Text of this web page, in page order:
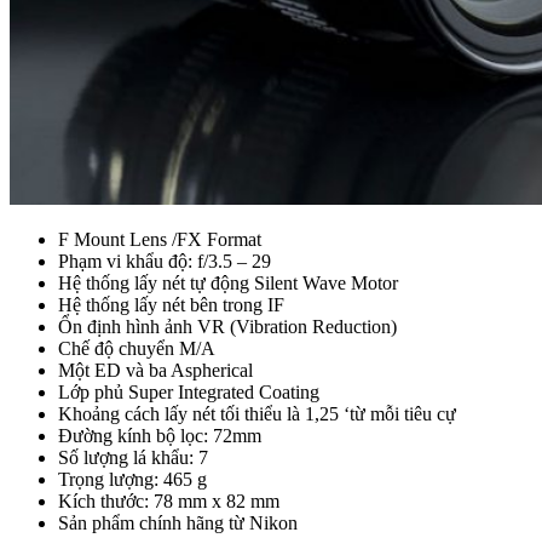
F Mount Lens /FX Format
Phạm vi khẩu độ: f/3.5 – 29
Hệ thống lấy nét tự động Silent Wave Motor
Hệ thống lấy nét bên trong IF
Ổn định hình ảnh VR (Vibration Reduction)
Chế độ chuyển M/A
Một ED và ba Aspherical
Lớp phủ Super Integrated Coating
Khoảng cách lấy nét tối thiểu là 1,25 ‘từ mỗi tiêu cự
Đường kính bộ lọc: 72mm
Số lượng lá khẩu: 7
Trọng lượng: 465 g
Kích thước: 78 mm x 82 mm
Sản phẩm chính hãng từ Nikon